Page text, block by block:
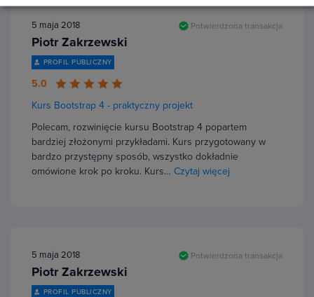
5 maja 2018 Potwierdzona transakcja
Piotr Zakrzewski
PROFIL PUBLICZNY
5.0
Kurs Bootstrap 4 - praktyczny projekt
Polecam, rozwinięcie kursu Bootstrap 4 popartem
bardziej złożonymi przykładami. Kurs przygotowany w
bardzo przystępny sposób, wszystko dokładnie
omówione krok po kroku. Kurs… Czytaj więcej
5 maja 2018 Potwierdzona transakcja
Piotr Zakrzewski
PROFIL PUBLICZNY